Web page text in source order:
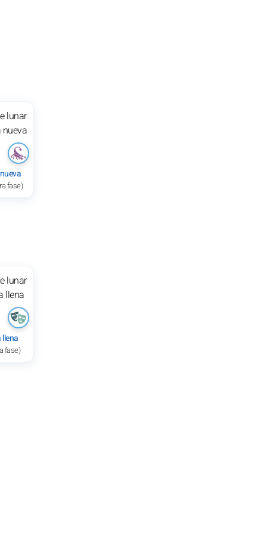
fase)
fase)